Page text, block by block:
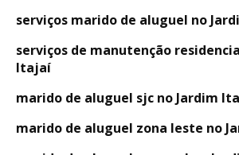
serviços marido de aluguel no
serviços de manutenção
Itajaí
marido de aluguel sjc no Jardim
marido de aluguel zona leste no